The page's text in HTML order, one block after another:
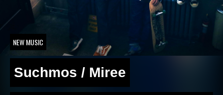
NEW MUSIC
Suchmos / Miree